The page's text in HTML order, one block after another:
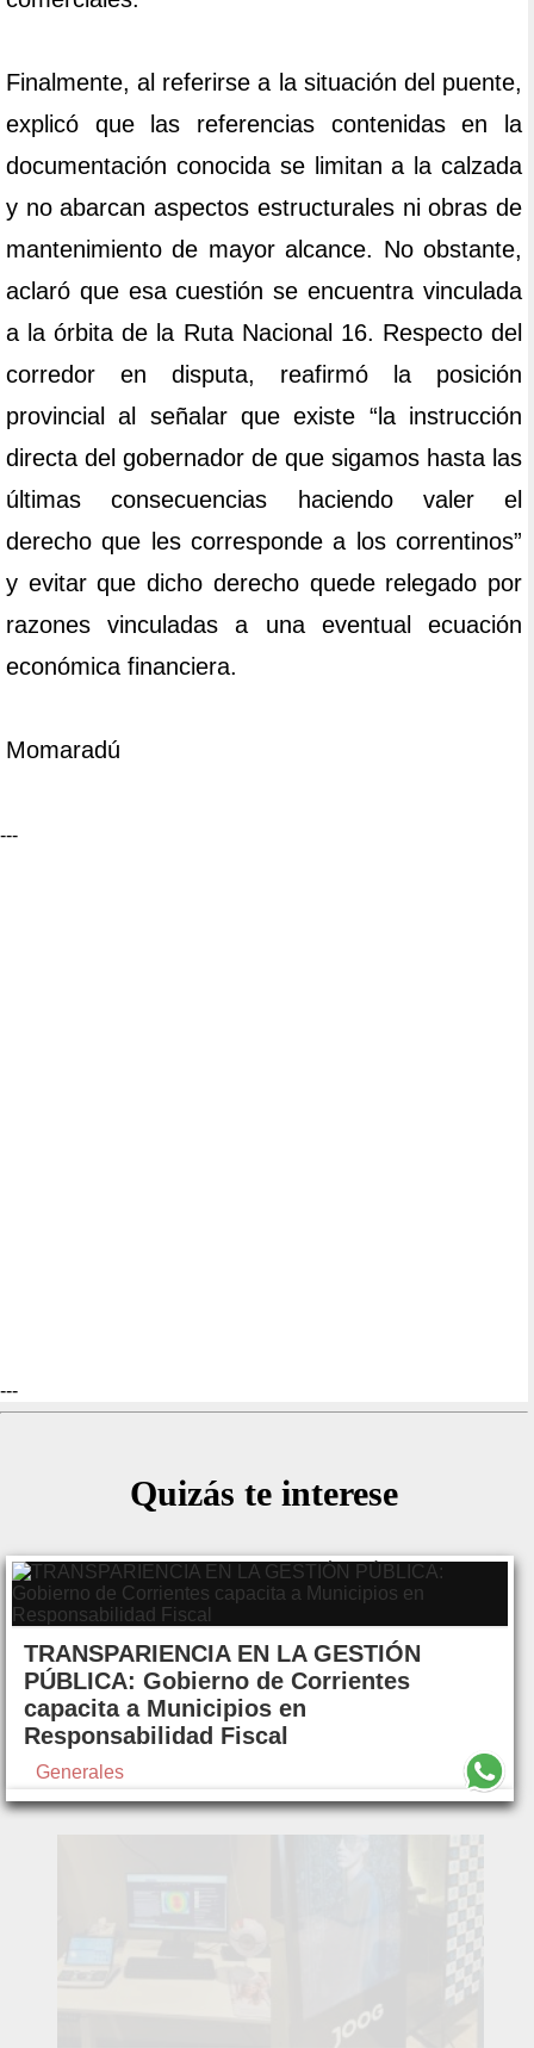
Finalmente, al referirse a la situación del puente,
explicó que las referencias contenidas en la
documentación conocida se limitan a la calzada
y no abarcan aspectos estructurales ni obras de
mantenimiento de mayor alcance. No obstante,
aclaró que esa cuestión se encuentra vinculada
a la órbita de la Ruta Nacional 16. Respecto del
corredor en disputa, reafirmó la posición
provincial al señalar que existe “la instrucción
directa del gobernador de que sigamos hasta las
últimas consecuencias haciendo valer el
derecho que les corresponde a los correntinos”
y evitar que dicho derecho quede relegado por
razones vinculadas a una eventual ecuación
económica financiera.
Momaradú
---
---
Quizás te interese
TRANSPARIENCIA EN LA GESTIÓN
PÚBLICA: Gobierno de Corrientes
capacita a Municipios en
Responsabilidad Fiscal
Generales